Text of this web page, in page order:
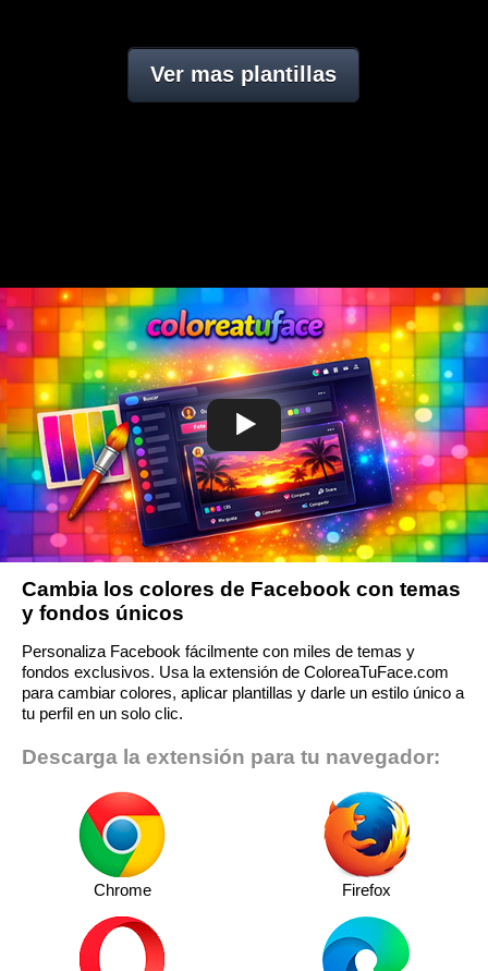
Ver mas plantillas
Cambia los colores de Facebook con temas
y fondos únicos
Personaliza Facebook fácilmente con miles de temas y
fondos exclusivos. Usa la extensión de ColoreaTuFace.com
para cambiar colores, aplicar plantillas y darle un estilo único a
tu perfil en un solo clic.
Descarga la extensión para tu navegador:
Chrome Firefox